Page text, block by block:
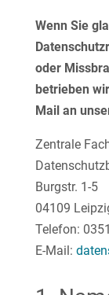
Wenn Sie
oder
betrieben
Mail an
Zentrale
Burgstr. 1-5
04109
Telefon:
E-Mail: